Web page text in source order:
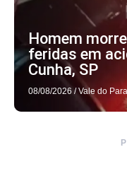
Homem
feridas em
Cunha, SP
08/08/2026 / Vale do